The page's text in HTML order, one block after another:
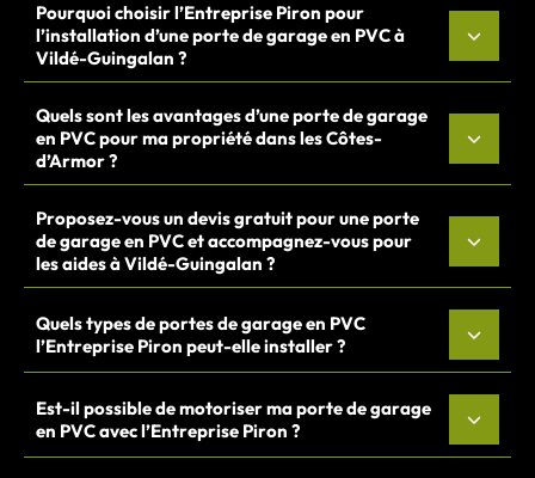
Pourquoi choisir l’Entreprise Piron pour
l’installation d’une porte de garage en PVC à
Vildé-Guingalan ?
Quels sont les avantages d’une porte de garage
en PVC pour ma propriété dans les Côtes-
d’Armor ?
Proposez-vous un devis gratuit pour une porte
de garage en PVC et accompagnez-vous pour
les aides à Vildé-Guingalan ?
Quels types de portes de garage en PVC
l’Entreprise Piron peut-elle installer ?
Est-il possible de motoriser ma porte de garage
en PVC avec l’Entreprise Piron ?